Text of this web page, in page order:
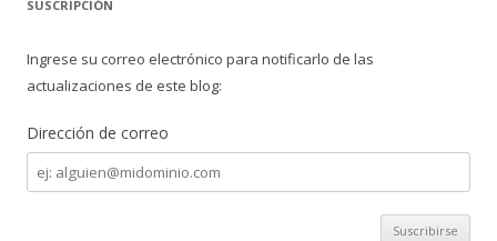
SUSCRIPCIÓN
Ingrese su correo electrónico para notificarlo de las
actualizaciones de este blog:
Dirección de correo
Dirección
de
correo